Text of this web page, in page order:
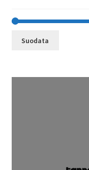
Suodata